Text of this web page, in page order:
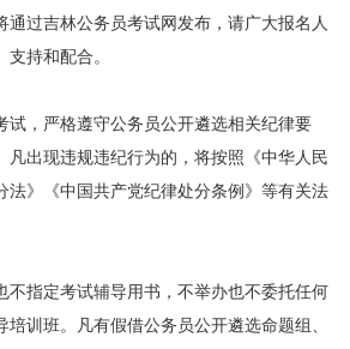
通过吉林公务员考试网发布，请广大报名人
持和配合。
试，严格遵守公务员公开遴选相关纪律要
凡出现违规违纪行为的，将按照《中华人民
法》《中国共产党纪律处分条例》等有关法
不指定考试辅导用书，不举办也不委托任何
训班。凡有假借公务员公开遴选命题组、